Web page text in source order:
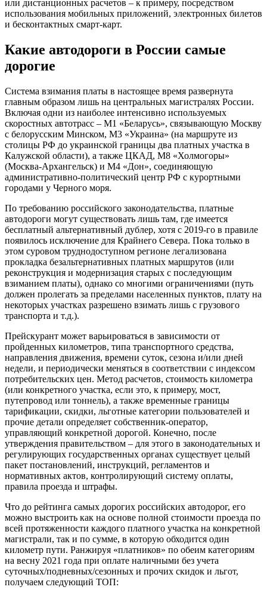
или дистанционных расчетов – к примеру, посредством
использования мобильных приложений, электронных билетов
и бесконтактных смарт-карт.
Какие автодороги в России самые
дорогие
Система взимания платы в настоящее время развернута
главным образом лишь на центральных магистралях России.
Включая одни из наиболее интенсивно используемых
скоростных автотрасс – M1 «Беларусь», связывающую Москву
с белорусским Минском, M3 «Украина» (на маршруте из
столицы РФ до украинской границы два платных участка в
Калужской области), а также ЦКАД, М8 «Холмогоры»
(Москва-Архангельск) и M4 «Дон», соединяющую
административно-политический центр РФ с курортными
городами у Черного моря.
По требованию российского законодательства, платные
автодороги могут существовать лишь там, где имеется
бесплатный альтернативный дублер, хотя с 2019-го в правиле
появилось исключение для Крайнего Севера. Пока только в
этом суровом труднодоступном регионе легализована
прокладка безальтернативных платных маршрутов (или
реконструкция и модернизация старых с последующим
взиманием платы), однако со многими ограничениями (путь
должен пролегать за пределами населенных пунктов, плату на
некоторых участках разрешено взимать лишь с грузового
транспорта и т.д.).
Прейскурант может варьироваться в зависимости от
пройденных километров, типа транспортного средства,
направления движения, времени суток, сезона и/или дней
недели, и периодически меняться в соответствии с индексом
потребительских цен. Метод расчетов, стоимость километра
(или конкретного участка, если это, к примеру, мост,
путепровод или тоннель), а также временные границы
тарификации, скидки, льготные категории пользователей и
прочие детали определяет собственник-оператор,
управляющий конкретной дорогой. Конечно, после
утверждения правительством – для этого в законодательных и
регулирующих государственных органах существует целый
пакет постановлений, инструкций, регламентов и
нормативных актов, контролирующий систему оплаты,
правила проезда и штрафы.
Что до рейтинга самых дорогих российских автодорог, его
можно выстроить как на основе полной стоимости проезда по
всей протяженности каждого платного участка на конкретной
магистрали, так и по сумме, в которую обходится один
километр пути. Ранжируя «платников» по обеим категориям
на весну 2021 года при оплате наличными без учета
суточных/подневных/сезонных и прочих скидок и льгот,
получаем следующий ТОП: